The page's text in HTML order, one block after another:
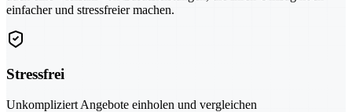
einfacher und stressfreier machen.
Stressfrei
Unkompliziert Angebote einholen und vergleichen